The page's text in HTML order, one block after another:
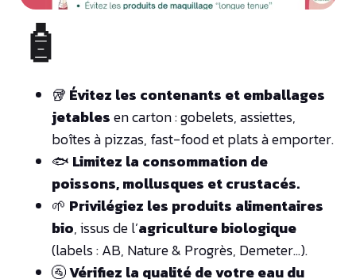
🧴
🥡 Évitez les contenants et emballages
jetablesen carton : gobelets, assiettes,
boîtes à pizzas, fast-food et plats à emporter.
🐟 Limitez la consommation de
poissons, mollusques et crustacés.
🌱 Privilégiez les produits alimentaires
bio, issus de l’agriculture biologique
(labels : AB, Nature & Progrès, Demeter…).
🚰Vérifiez la qualité de votre eau du